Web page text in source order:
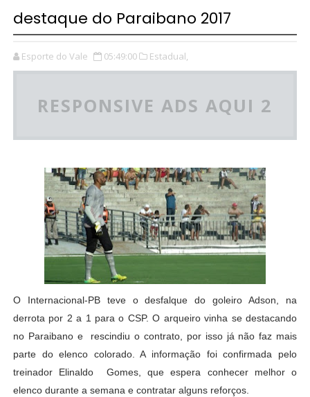
destaque do Paraibano 2017
Esporte do Vale 05:49:00 Estadual,
RESPONSIVE ADS AQUI 2
O Internacional-PB teve o desfalque do goleiro Adson, na
derrota por 2 a 1 para o CSP. O arqueiro vinha se destacando
no Paraibano e rescindiu o contrato, por isso já não faz mais
parte do elenco colorado. A informação foi confirmada pelo
treinador Elinaldo Gomes, que espera conhecer melhor o
elenco durante a semana e contratar alguns reforços.